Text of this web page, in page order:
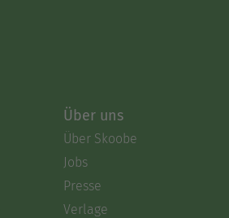
Über uns
Über Skoobe
Jobs
Presse
Verlage